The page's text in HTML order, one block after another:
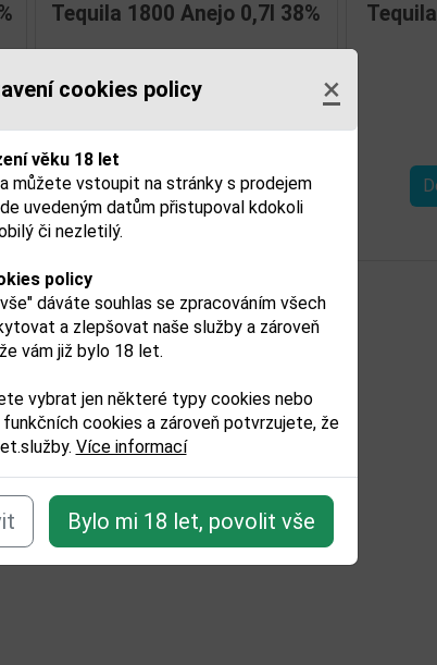
cookies policy ×
věku 18 let
můžete vstoupit na stránky s prodejem
uvedeným datům přistupoval kdokoli
či nezletilý.
policy
dáváte souhlas se zpracováním všech
a zlepšovat naše služby a zároveň
vám již bylo 18 let.
vybrat jen některé typy cookies nebo
cookies a zároveň potvrzujete, že
Více informací
Bylo mi 18 let, povolit vše
Reposado 0,7l
Skladem
Sierra Café 0,7l 25%
Detail
Zpět